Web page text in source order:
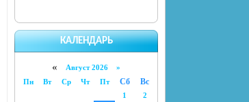
КАЛЕНДАРЬ
« Август 2026 »
Пн
Вт Ср Чт Пт Сб Вс
1
2